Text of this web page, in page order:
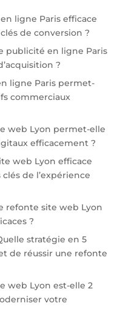
ligne Paris efficace
de conversion ?
publicité en ligne Paris
?
ligne Paris permet-
commerciaux
web Lyon permet-elle
efficacement ?
web Lyon efficace
de l’expérience
refonte site web Lyon
?
stratégie en 5
de réussir une refonte
web Lyon est-elle 2
votre